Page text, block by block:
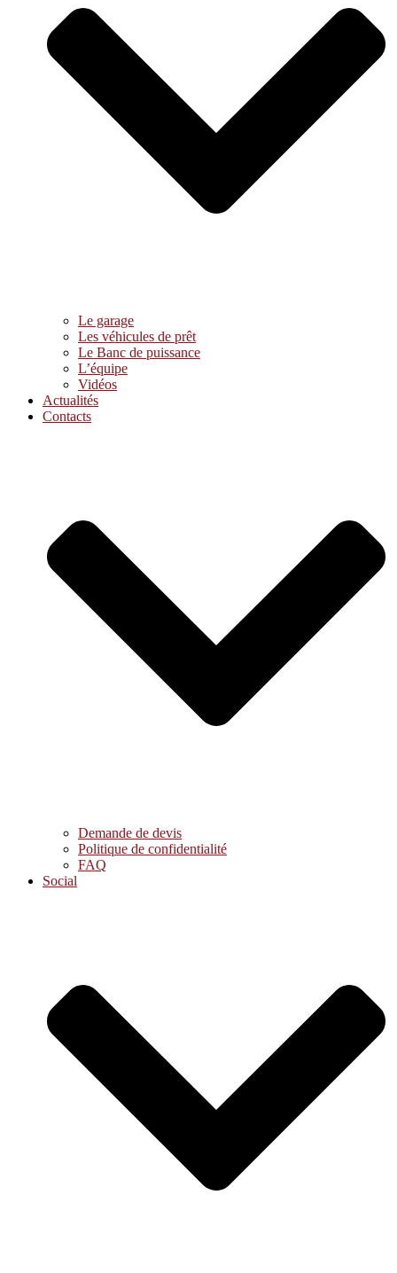
Le garage
Les véhicules de prêt
Le Banc de puissance
L’équipe
Vidéos
Actualités
Contacts
Demande de devis
Politique de confidentialité
FAQ
Social